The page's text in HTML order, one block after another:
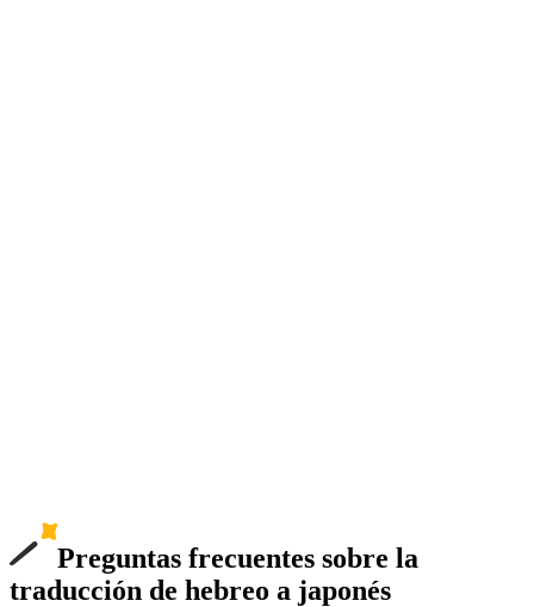
Preguntas frecuentes sobre la
traducción de hebreo a japonés